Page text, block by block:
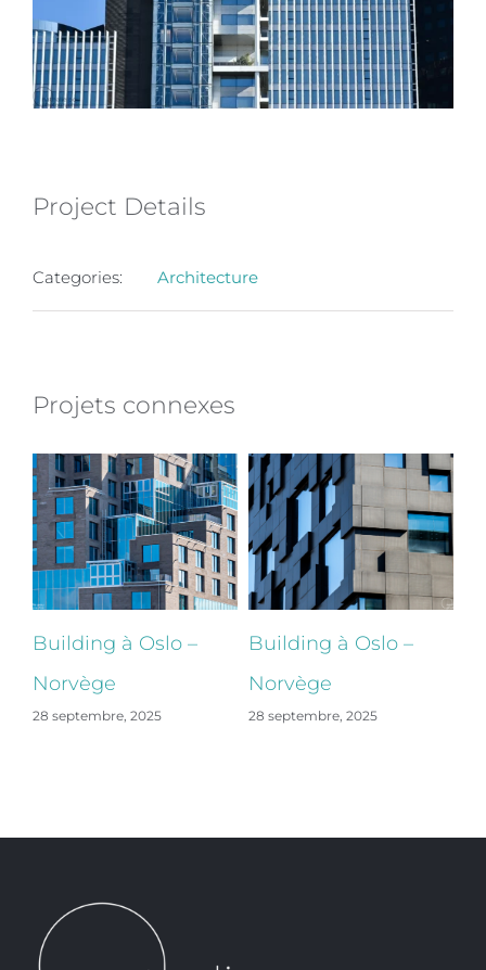
Project Details
Categories: Architecture
Projets connexes
Building à Oslo –
Norvège
28 septembre, 2025
Building à Oslo –
Norvège
28 septembre, 2025